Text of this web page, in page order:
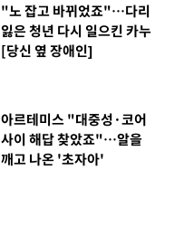
"노 잡고 바뀌었죠"…다리
잃은 청년 다시 일으킨 카누
[당신 옆 장애인]
아르테미스 "대중성·코어
사이 해답 찾았죠"…알을
깨고 나온 '초자아'